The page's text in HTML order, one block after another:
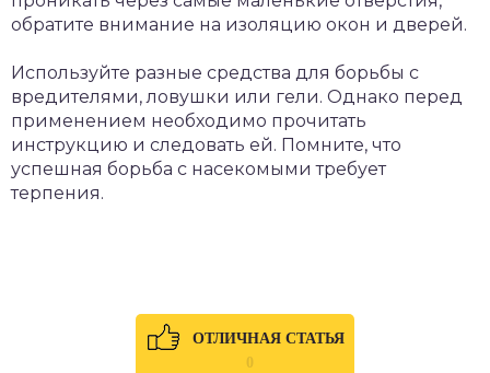
обратите внимание на изоляцию окон и дверей.
Используйте разные средства для борьбы с
вредителями, ловушки или гели. Однако перед
применением необходимо прочитать
инструкцию и следовать ей. Помните, что
успешная борьба с насекомыми требует
терпения.
ОТЛИЧНАЯ СТАТЬЯ
0